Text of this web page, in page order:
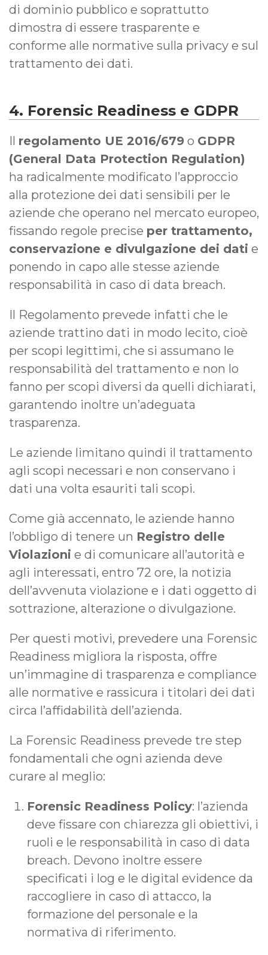
di dominio pubblico e soprattutto
dimostra di essere trasparente e
conforme alle normative sulla privacy e sul
trattamento dei dati.
4. Forensic Readiness e GDPR
Il regolamento UE 2016/679 o GDPR
(General Data Protection Regulation)
ha radicalmente modificato l’approccio
alla protezione dei dati sensibili per le
aziende che operano nel mercato europeo,
fissando regole precise per trattamento,
conservazione e divulgazione dei dati e
ponendo in capo alle stesse aziende
responsabilità in caso di data breach.
Il Regolamento prevede infatti che le
aziende trattino dati in modo lecito, cioè
per scopi legittimi, che si assumano le
responsabilità del trattamento e non lo
fanno per scopi diversi da quelli dichiarati,
garantendo inoltre un’adeguata
trasparenza.
Le aziende limitano quindi il trattamento
agli scopi necessari e non conservano i
dati una volta esauriti tali scopi.
Come già accennato, le aziende hanno
l’obbligo di tenere un Registro delle
Violazioni e di comunicare all’autorità e
agli interessati, entro 72 ore, la notizia
dell’avvenuta violazione e i dati oggetto di
sottrazione, alterazione o divulgazione.
Per questi motivi, prevedere una Forensic
Readiness migliora la risposta, offre
un’immagine di trasparenza e compliance
alle normative e rassicura i titolari dei dati
circa l’affidabilità dell’azienda.
La Forensic Readiness prevede tre step
fondamentali che ogni azienda deve
curare al meglio:
Forensic Readiness Policy: l’azienda
deve fissare con chiarezza gli obiettivi, i
ruoli e le responsabilità in caso di data
breach. Devono inoltre essere
specificati i log e le digital evidence da
raccogliere in caso di attacco, la
formazione del personale e la
normativa di riferimento.